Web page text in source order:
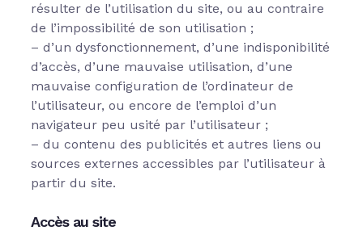
résulter de l’utilisation du site, ou au contraire
de l’impossibilité de son utilisation ;
– d’un dysfonctionnement, d’une indisponibilité
d’accès, d’une mauvaise utilisation, d’une
mauvaise configuration de l’ordinateur de
l’utilisateur, ou encore de l’emploi d’un
navigateur peu usité par l’utilisateur ;
– du contenu des publicités et autres liens ou
sources externes accessibles par l’utilisateur à
partir du site.
Accès au site